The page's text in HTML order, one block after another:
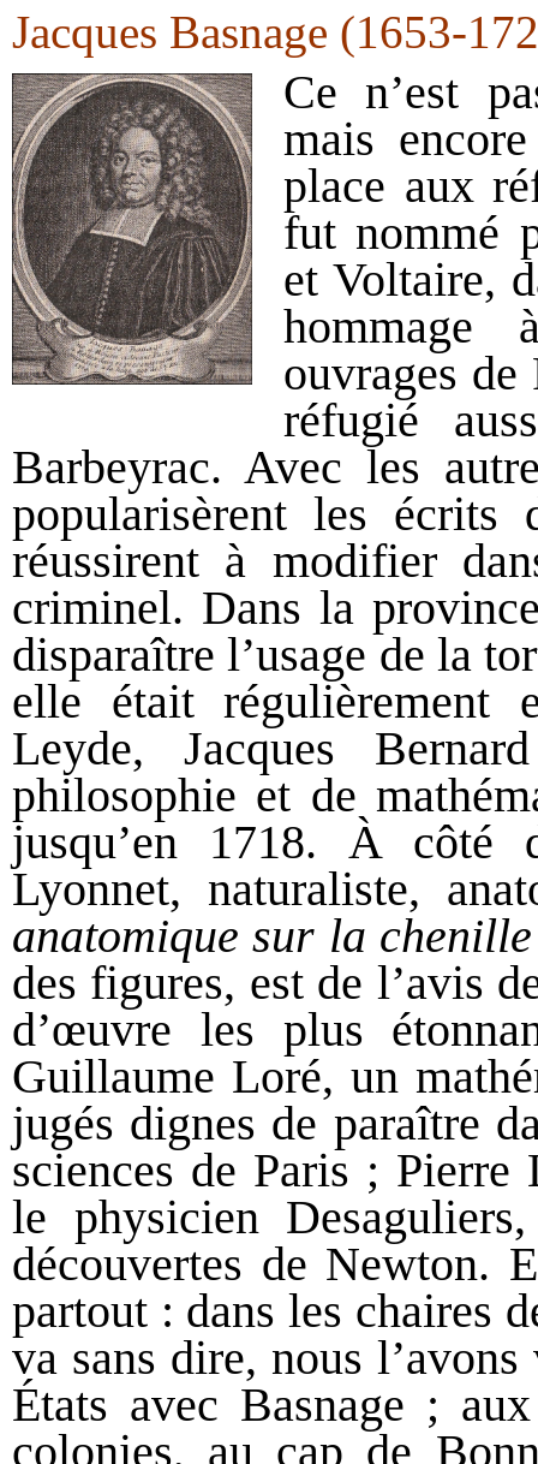
Jacques Basnage (1653-
Ce n’est
mais
place aux
fut nommé
et Voltaire,
hommage
ouvrages
réfugié
Barbeyrac. Avec les
popularisèrent les écrits
réussirent à modifier
criminel. Dans la
disparaître l’usage de la
elle était régulièrement
Leyde, Jacques
philosophie et de
jusqu’en 1718. À côté
Lyonnet, naturaliste,
anatomique sur la
des figures, est de l’avis
d’œuvre les plus
Guillaume Loré, un
jugés dignes de paraître
sciences de Paris ; Pierre
le physicien
découvertes de Newton.
partout : dans les chaires
va sans dire, nous
États avec Basnage ;
colonies, au cap de